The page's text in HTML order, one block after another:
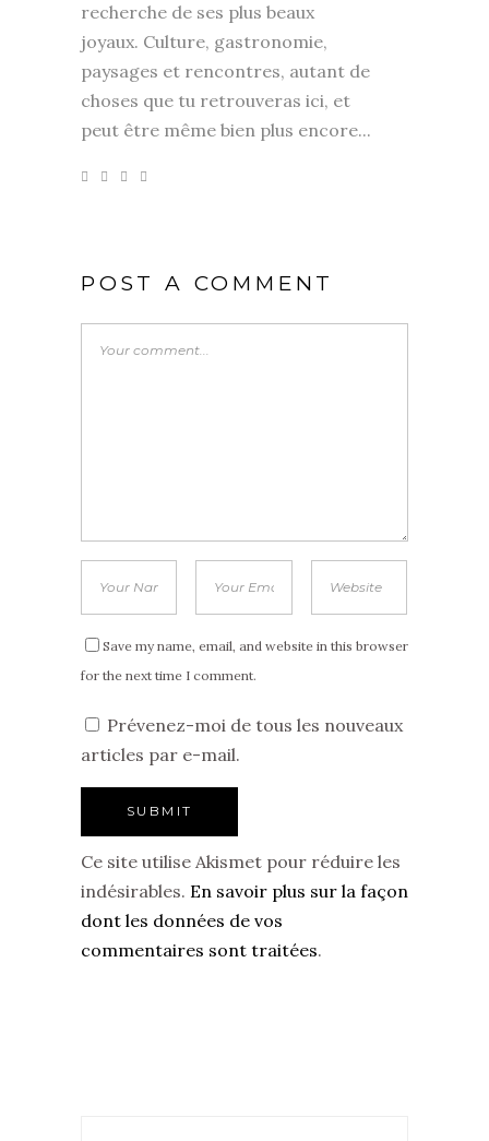
recherche de ses plus beaux
joyaux. Culture, gastronomie,
paysages et rencontres, autant de
choses que tu retrouveras ici, et
peut être même bien plus encore...
POST A COMMENT
Save my name, email, and website in this browser
for the next time I comment.
Prévenez-moi de tous les nouveaux
articles par e-mail.
Ce site utilise Akismet pour réduire les
indésirables. En savoir plus sur la façon
dont les données de vos
commentaires sont traitées.